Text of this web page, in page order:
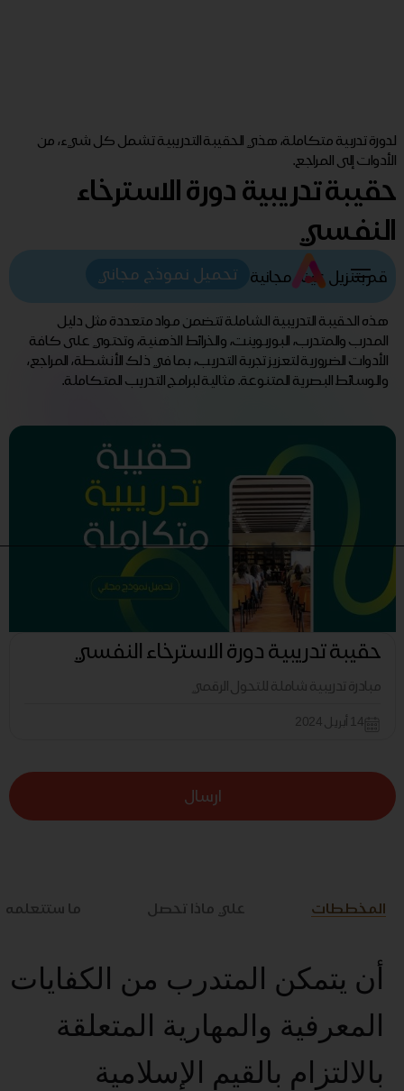
لدورة تدربية متكاملة، هذي الحقيبة التدريبية تشمل كل شيء، من
الأدوات إلى المراجع.
حقيبة تدريبية دورة الاسترخاء
النفسي
قم بتنزيل عينة مجانية تحميل نموذج مجاني
هذه الحقيبة التدريبية الشاملة تتضمن مواد متعددة مثل دليل
المدرب والمتدرب، البوربوينت، والخرائط الذهنية، وتحتوي على كافة
الأدوات الضرورية لتعزيز تجربة التدريب، بما في ذلك الأنشطة، المراجع،
والوسائط البصرية المتنوعة. مثالية لبرامج التدريب المتكاملة.
حقيبة تدريبية دورة الاسترخاء النفسي
مبادرة تدريبية شاملة للتحول الرقمي
14 أبريل 2024
ارسال
المخططات علي ماذا تحصل ما ستتعلمه
أن يتمكن المتدرب من الكفايات
المعرفية والمهارية المتعلقة
بالالتزام بالقيم الإسلامية